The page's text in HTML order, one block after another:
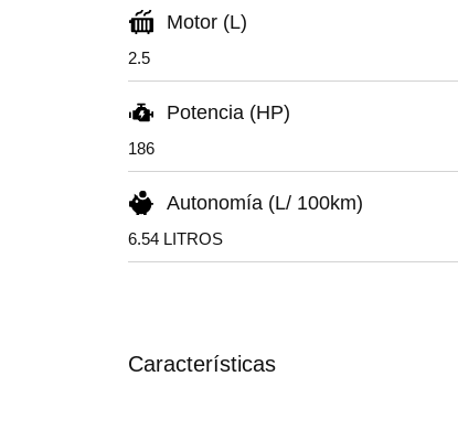
Motor (L)
2.5
Potencia (HP)
186
Autonomía (L/ 100km)
6.54 LITROS
Características